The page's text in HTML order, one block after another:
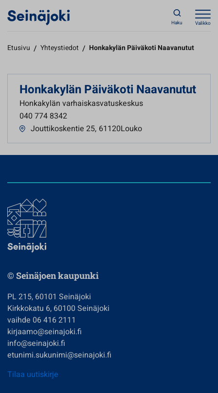
Haku Valikko
Etusivu / Yhteystiedot / Honkakylän Päiväkoti Naavanutut
Honkakylän Päiväkoti Naavanutut
Honkakylän varhaiskasvatuskeskus
040 774 8342
Jouttikoskentie 25, 61120Louko
© Seinäjoen kaupunki
PL 215, 60101 Seinäjoki
Kirkkokatu 6, 60100 Seinäjoki
vaihde 06 416 2111
kirjaamo@seinajoki.fi
info@seinajoki.fi
etunimi.sukunimi@seinajoki.fi
Tilaa uutiskirje